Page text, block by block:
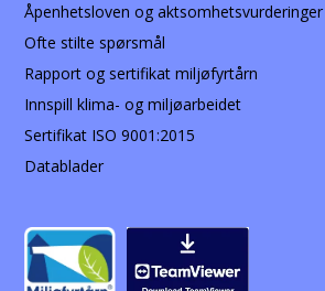
Åpenhetsloven og aktsomhetsvurderinger
Ofte stilte spørsmål
Rapport og sertifikat miljøfyrtårn
Innspill klima- og miljøarbeidet
Sertifikat ISO 9001:2015
Datablader